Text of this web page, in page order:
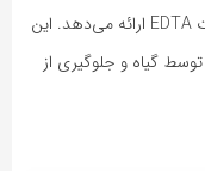
، ریزمغذی‌ها را به‌صورت کلات EDTA ارائه می‌دهد. این
گیاه و جلوگیری از